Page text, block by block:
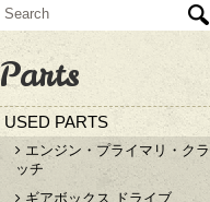
Parts
USED PARTS
エンジン・プライマリ・クラ
ッチ
ギアボックス ドライブ